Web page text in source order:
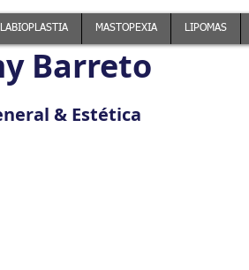
LABIOPLASTIA MASTOPEXIA LIPOMAS
Barreto
& Estética